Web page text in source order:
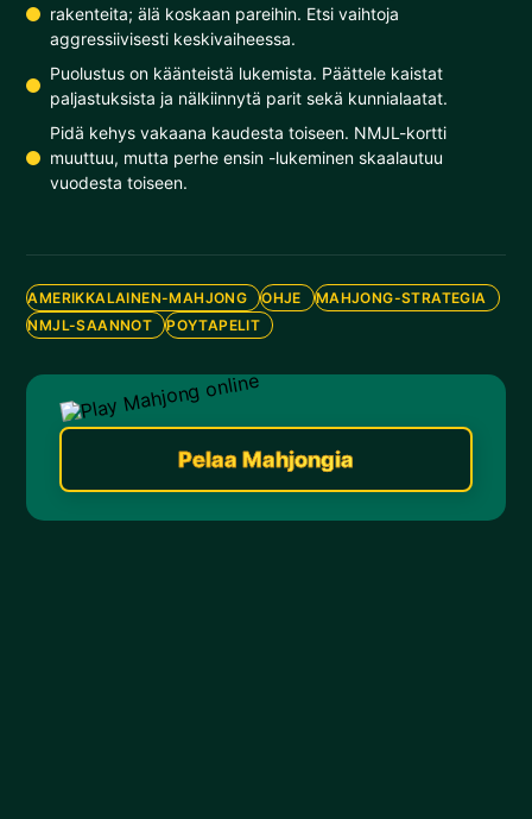
rakenteita; älä koskaan pareihin. Etsi vaihtoja
aggressiivisesti keskivaiheessa.
Puolustus on käänteistä lukemista. Päättele kaistat
paljastuksista ja nälkiinnytä parit sekä kunnialaatat.
Pidä kehys vakaana kaudesta toiseen. NMJL-kortti
muuttuu, mutta perhe ensin -lukeminen skaalautuu
vuodesta toiseen.
AMERIKKALAINEN-MAHJONG OHJE
MAHJONG-STRATEGIA
NMJL-SAANNOT
POYTAPELIT
Pelaa Mahjongia